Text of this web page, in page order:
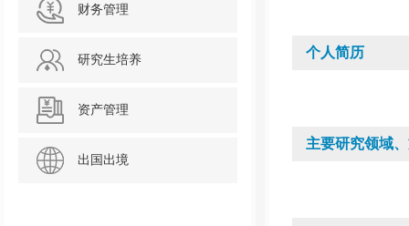
财务管理
研究生培养
资产管理
出国出境
个人简历
主要研究领域